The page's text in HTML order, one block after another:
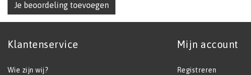
Je beoordeling toevoegen
Klantenservice
Wie zijn wij?
Mijn account
Registreren